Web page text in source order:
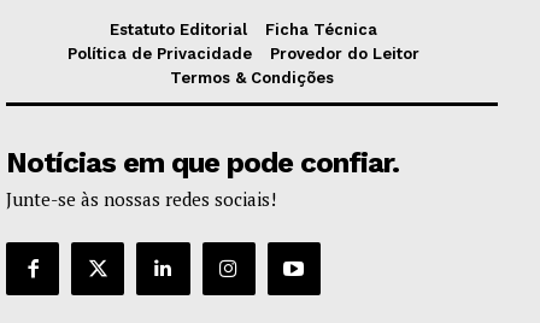
Estatuto Editorial
Ficha Técnica
Política de Privacidade
Provedor do Leitor
Termos & Condições
Notícias em que pode confiar.
Junte-se às nossas redes sociais!